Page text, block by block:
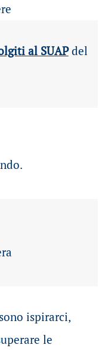
al SUAPdel
ispirarci,
le